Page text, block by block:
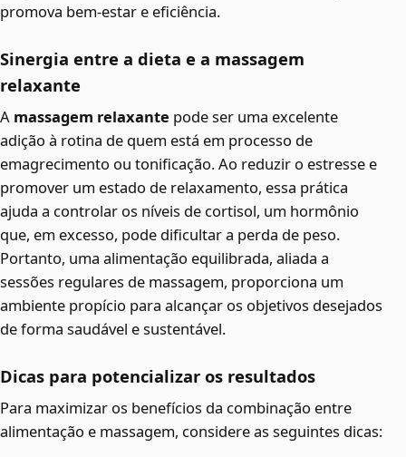
promova bem-estar e eficiência.
Sinergia entre a dieta e a massagem
relaxante
A massagem relaxante pode ser uma excelente
adição à rotina de quem está em processo de
emagrecimento ou tonificação. Ao reduzir o estresse e
promover um estado de relaxamento, essa prática
ajuda a controlar os níveis de cortisol, um hormônio
que, em excesso, pode dificultar a perda de peso.
Portanto, uma alimentação equilibrada, aliada a
sessões regulares de massagem, proporciona um
ambiente propício para alcançar os objetivos desejados
de forma saudável e sustentável.
Dicas para potencializar os resultados
Para maximizar os benefícios da combinação entre
alimentação e massagem, considere as seguintes dicas: